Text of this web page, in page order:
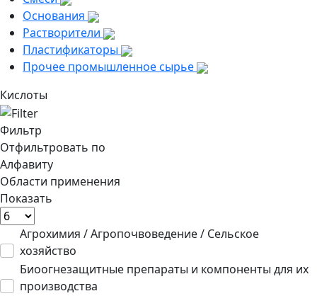
Основания
Растворители
Пластификаторы
Прочее промышленное сырье
Кислоты
Фильтр
Отфильтровать по
Алфавиту
Области применения
Показать
Агрохимия / Агропочвоведение / Сельское
хозяйство
Биоогнезащитные препараты и компоненты для их
производства